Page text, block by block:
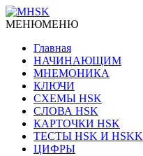
МЕНЮМЕНЮ
Главная
НАЧИНАЮЩИМ
МНЕМОНИКА
КЛЮЧИ
СХЕМЫ HSK
СЛОВА HSK
КАРТОЧКИ HSK
ТЕСТЫ HSK И HSKK
ЦИФРЫ